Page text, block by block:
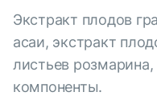
Экстракт плодов
асаи, экстракт
листьев
компоненты.